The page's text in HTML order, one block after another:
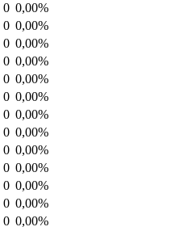
0 0,00%
0 0,00%
0 0,00%
0 0,00%
0 0,00%
0 0,00%
0 0,00%
0 0,00%
0 0,00%
0 0,00%
0 0,00%
0 0,00%
0 0,00%